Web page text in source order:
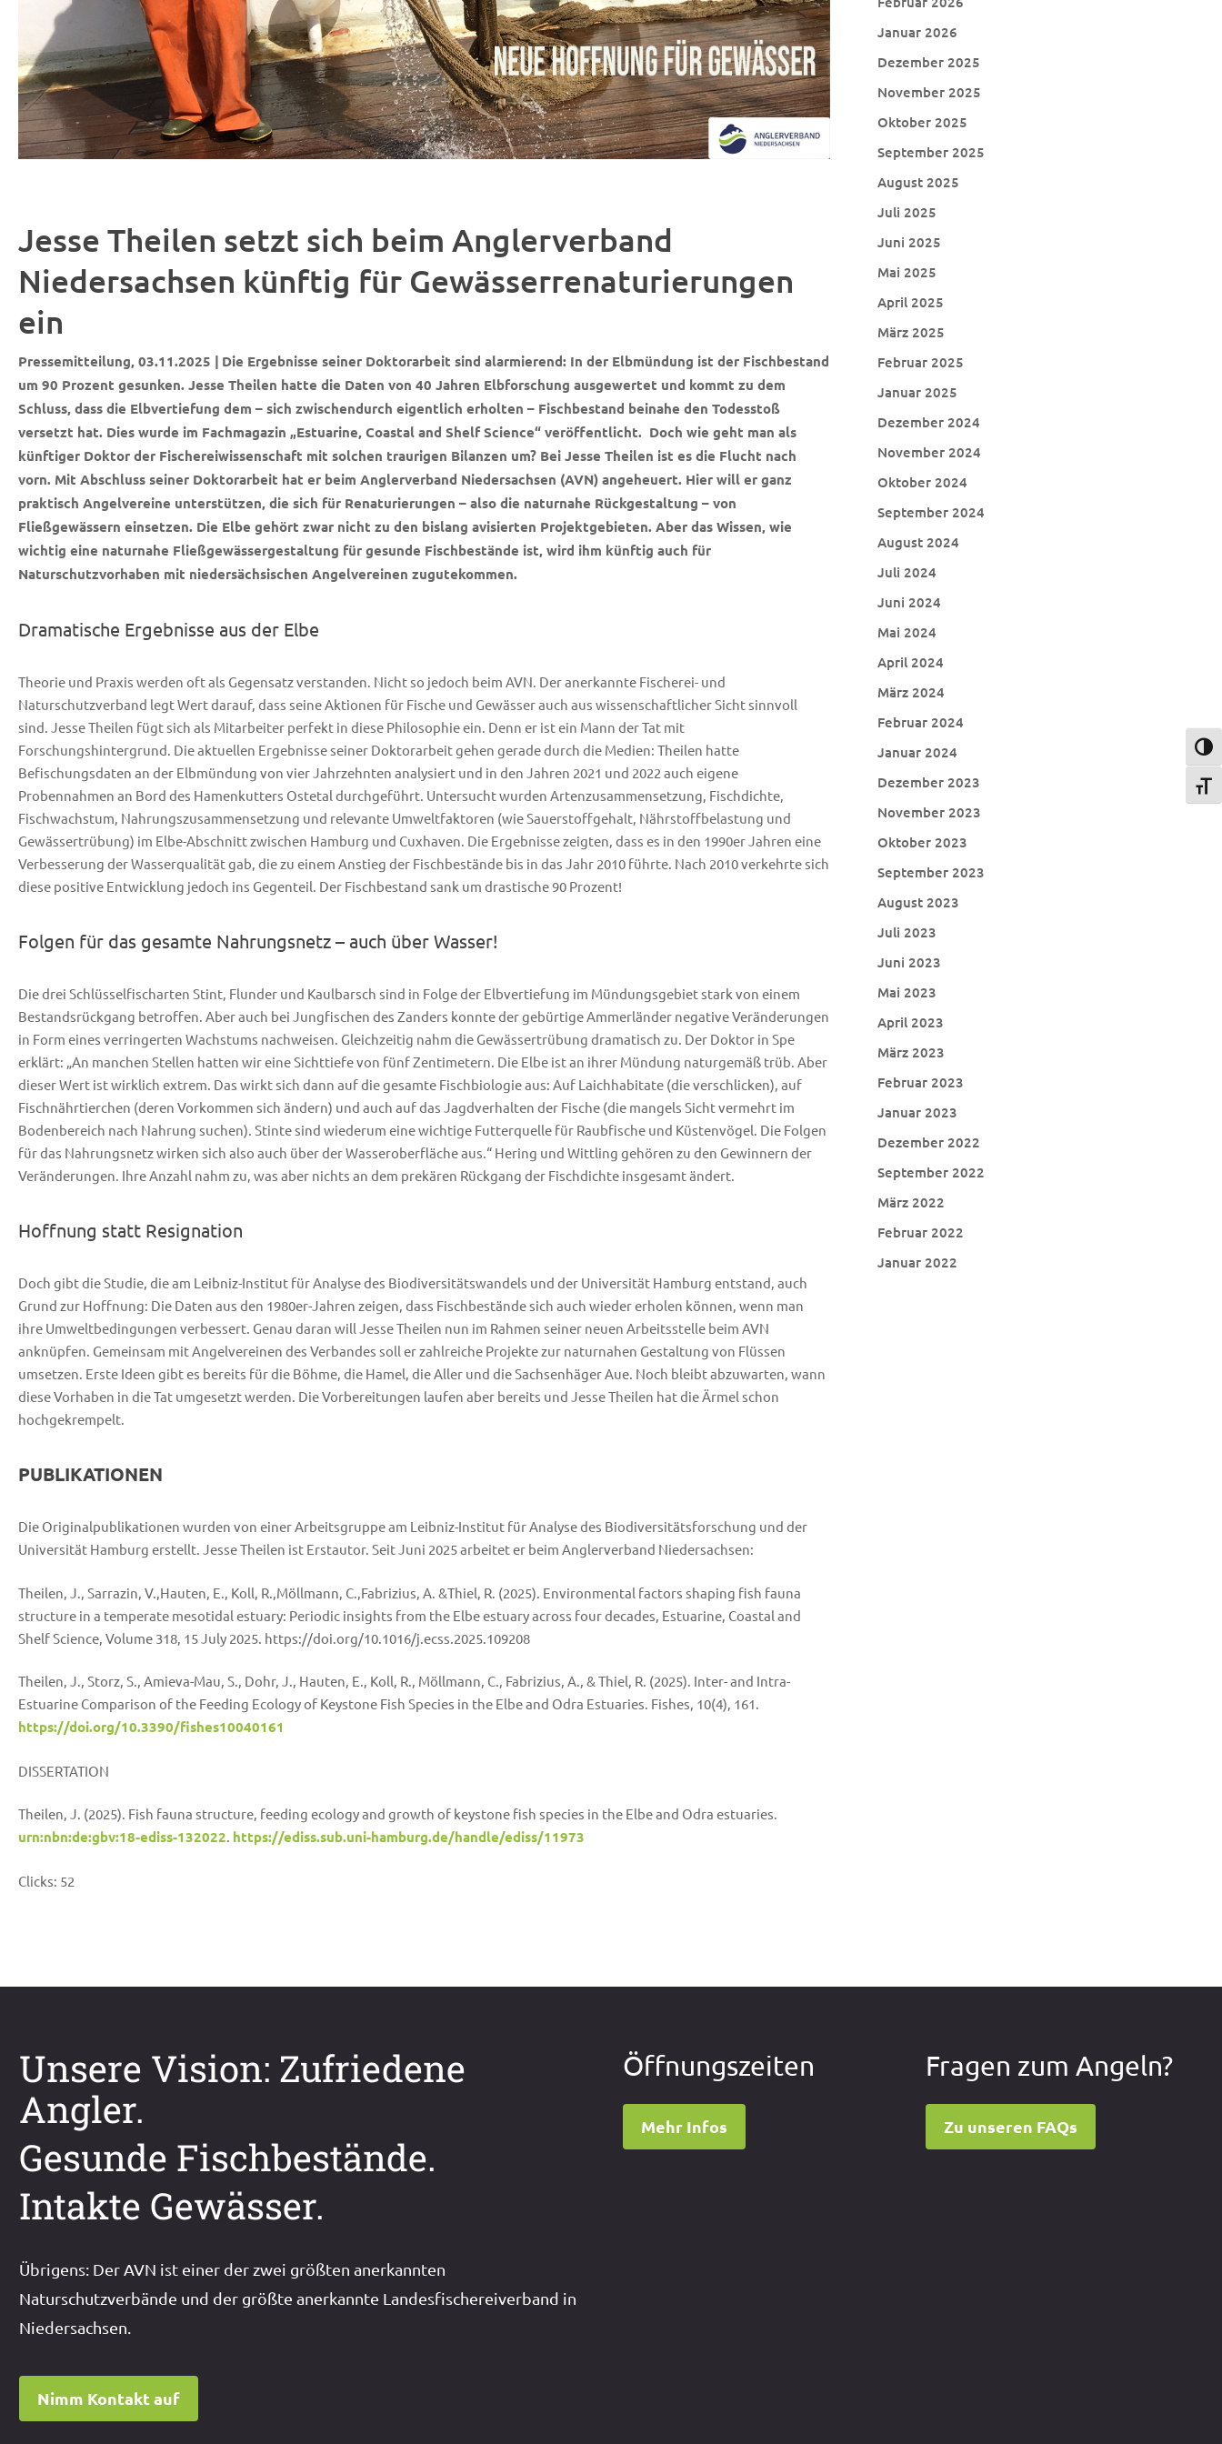
Jesse Theilen setzt sich beim Anglerverband
Niedersachsen künftig für Gewässerrenaturierungen
ein
Pressemitteilung, 03.11.2025 | Die Ergebnisse seiner Doktorarbeit sind alarmierend: In der Elbmündung ist der Fischbestand
um 90 Prozent gesunken. Jesse Theilen hatte die Daten von 40 Jahren Elbforschung ausgewertet und kommt zu dem
Schluss, dass die Elbvertiefung dem – sich zwischendurch eigentlich erholten – Fischbestand beinahe den Todesstoß
versetzt hat. Dies wurde im Fachmagazin „Estuarine, Coastal and Shelf Science“ veröffentlicht. Doch wie geht man als
künftiger Doktor der Fischereiwissenschaft mit solchen traurigen Bilanzen um? Bei Jesse Theilen ist es die Flucht nach
vorn. Mit Abschluss seiner Doktorarbeit hat er beim Anglerverband Niedersachsen (AVN) angeheuert. Hier will er ganz
praktisch Angelvereine unterstützen, die sich für Renaturierungen – also die naturnahe Rückgestaltung – von
Fließgewässern einsetzen. Die Elbe gehört zwar nicht zu den bislang avisierten Projektgebieten. Aber das Wissen, wie
wichtig eine naturnahe Fließgewässergestaltung für gesunde Fischbestände ist, wird ihm künftig auch für
Naturschutzvorhaben mit niedersächsischen Angelvereinen zugutekommen.
Dramatische Ergebnisse aus der Elbe
Theorie und Praxis werden oft als Gegensatz verstanden. Nicht so jedoch beim AVN. Der anerkannte Fischerei- und
Naturschutzverband legt Wert darauf, dass seine Aktionen für Fische und Gewässer auch aus wissenschaftlicher Sicht sinnvoll
sind. Jesse Theilen fügt sich als Mitarbeiter perfekt in diese Philosophie ein. Denn er ist ein Mann der Tat mit
Forschungshintergrund. Die aktuellen Ergebnisse seiner Doktorarbeit gehen gerade durch die Medien: Theilen hatte
Befischungsdaten an der Elbmündung von vier Jahrzehnten analysiert und in den Jahren 2021 und 2022 auch eigene
Probennahmen an Bord des Hamenkutters Ostetal durchgeführt. Untersucht wurden Artenzusammensetzung, Fischdichte,
Fischwachstum, Nahrungszusammensetzung und relevante Umweltfaktoren (wie Sauerstoffgehalt, Nährstoffbelastung und
Gewässertrübung) im Elbe-Abschnitt zwischen Hamburg und Cuxhaven. Die Ergebnisse zeigten, dass es in den 1990er Jahren eine
Verbesserung der Wasserqualität gab, die zu einem Anstieg der Fischbestände bis in das Jahr 2010 führte. Nach 2010 verkehrte sich
diese positive Entwicklung jedoch ins Gegenteil. Der Fischbestand sank um drastische 90 Prozent!
Folgen für das gesamte Nahrungsnetz – auch über Wasser!
Die drei Schlüsselfischarten Stint, Flunder und Kaulbarsch sind in Folge der Elbvertiefung im Mündungsgebiet stark von einem
Bestandsrückgang betroffen. Aber auch bei Jungfischen des Zanders konnte der gebürtige Ammerländer negative Veränderungen
in Form eines verringerten Wachstums nachweisen. Gleichzeitig nahm die Gewässertrübung dramatisch zu. Der Doktor in Spe
erklärt: „An manchen Stellen hatten wir eine Sichttiefe von fünf Zentimetern. Die Elbe ist an ihrer Mündung naturgemäß trüb. Aber
dieser Wert ist wirklich extrem. Das wirkt sich dann auf die gesamte Fischbiologie aus: Auf Laichhabitate (die verschlicken), auf
Fischnährtierchen (deren Vorkommen sich ändern) und auch auf das Jagdverhalten der Fische (die mangels Sicht vermehrt im
Bodenbereich nach Nahrung suchen). Stinte sind wiederum eine wichtige Futterquelle für Raubfische und Küstenvögel. Die Folgen
für das Nahrungsnetz wirken sich also auch über der Wasseroberfläche aus.“ Hering und Wittling gehören zu den Gewinnern der
Veränderungen. Ihre Anzahl nahm zu, was aber nichts an dem prekären Rückgang der Fischdichte insgesamt ändert.
Hoffnung statt Resignation
Doch gibt die Studie, die am Leibniz-Institut für Analyse des Biodiversitätswandels und der Universität Hamburg entstand, auch
Grund zur Hoffnung: Die Daten aus den 1980er-Jahren zeigen, dass Fischbestände sich auch wieder erholen können, wenn man
ihre Umweltbedingungen verbessert. Genau daran will Jesse Theilen nun im Rahmen seiner neuen Arbeitsstelle beim AVN
anknüpfen. Gemeinsam mit Angelvereinen des Verbandes soll er zahlreiche Projekte zur naturnahen Gestaltung von Flüssen
umsetzen. Erste Ideen gibt es bereits für die Böhme, die Hamel, die Aller und die Sachsenhäger Aue. Noch bleibt abzuwarten, wann
diese Vorhaben in die Tat umgesetzt werden. Die Vorbereitungen laufen aber bereits und Jesse Theilen hat die Ärmel schon
hochgekrempelt.
PUBLIKATIONEN
Die Originalpublikationen wurden von einer Arbeitsgruppe am Leibniz-Institut für Analyse des Biodiversitätsforschung und der
Universität Hamburg erstellt. Jesse Theilen ist Erstautor. Seit Juni 2025 arbeitet er beim Anglerverband Niedersachsen:
Theilen, J., Sarrazin, V.,Hauten, E., Koll, R.,Möllmann, C.,Fabrizius, A. &Thiel, R. (2025). Environmental factors shaping fish fauna
structure in a temperate mesotidal estuary: Periodic insights from the Elbe estuary across four decades, Estuarine, Coastal and
Shelf Science, Volume 318, 15 July 2025. https://doi.org/10.1016/j.ecss.2025.109208
Theilen, J., Storz, S., Amieva-Mau, S., Dohr, J., Hauten, E., Koll, R., Möllmann, C., Fabrizius, A., & Thiel, R. (2025). Inter- and Intra-
Estuarine Comparison of the Feeding Ecology of Keystone Fish Species in the Elbe and Odra Estuaries. Fishes, 10(4), 161.
https://doi.org/10.3390/fishes10040161
DISSERTATION
Theilen, J. (2025). Fish fauna structure, feeding ecology and growth of keystone fish species in the Elbe and Odra estuaries.
urn:nbn:de:gbv:18-ediss-132022. https://ediss.sub.uni-hamburg.de/handle/ediss/11973
Clicks: 52
Januar 2026
Dezember 2025
November 2025
Oktober 2025
September 2025
August 2025
Juli 2025
Juni 2025
Mai 2025
April 2025
März 2025
Februar 2025
Januar 2025
Dezember 2024
November 2024
Oktober 2024
September 2024
August 2024
Juli 2024
Juni 2024
Mai 2024
April 2024
März 2024
Februar 2024
Januar 2024
Dezember 2023
November 2023
Oktober 2023
September 2023
August 2023
Juli 2023
Juni 2023
Mai 2023
April 2023
März 2023
Februar 2023
Januar 2023
Dezember 2022
September 2022
März 2022
Februar 2022
Januar 2022
Unsere Vision: Zufriedene
Angler.
Gesunde Fischbestände.
Intakte Gewässer.
Übrigens: Der AVN ist einer der zwei größten anerkannten
Naturschutzverbände und der größte anerkannte Landesfischereiverband in
Niedersachsen.
Nimm Kontakt auf
Öffnungszeiten
Mehr Infos
Fragen zum Angeln?
Zu unseren FAQs